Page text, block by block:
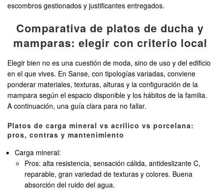
escombros gestionados y justificantes entregados.
Comparativa de platos de ducha y
mamparas: elegir con criterio local
Elegir bien no es una cuestión de moda, sino de uso y del edificio
en el que vives. En Sanse, con tipologías variadas, conviene
ponderar materiales, texturas, alturas y la configuración de la
mampara según el espacio disponible y los hábitos de la familia.
A continuación, una guía clara para no fallar.
Platos de carga mineral vs acrílico vs porcelana:
pros, contras y mantenimiento
Carga mineral:
Pros: alta resistencia, sensación cálida, antideslizante C,
reparable, gran variedad de texturas y colores. Buena
absorción del ruido del agua.